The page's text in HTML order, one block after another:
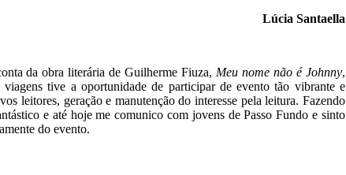
Santaella
da obra literária de Guilherme Fiuza, Meu nome não é Johnny,
tive a oportunidade de participar de evento tão vibrante e
leitores, geração e manutenção do interesse pela leitura. Fazendo
e até hoje me comunico com jovens de Passo Fundo e sinto
do evento.